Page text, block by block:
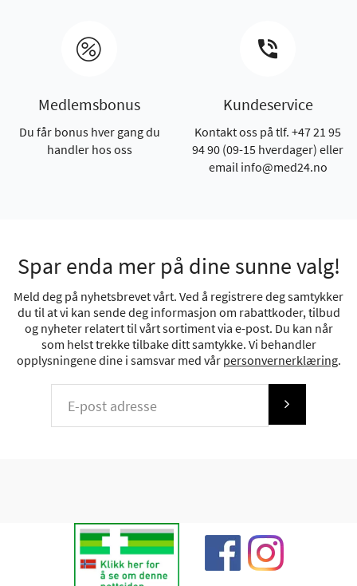
Medlemsbonus
Du får bonus hver gang du
handler hos oss
Kundeservice
Kontakt oss på tlf. +47 21 95
94 90 (09-15 hverdager) eller
email info@med24.no
Spar enda mer på dine sunne valg!
Meld deg på nyhetsbrevet vårt. Ved å registrere deg samtykker
du til at vi kan sende deg informasjon om rabattkoder, tilbud
og nyheter relatert til vårt sortiment via e-post. Du kan når
som helst trekke tilbake ditt samtykke. Vi behandler
opplysningene dine i samsvar med vår personvernerklæring.